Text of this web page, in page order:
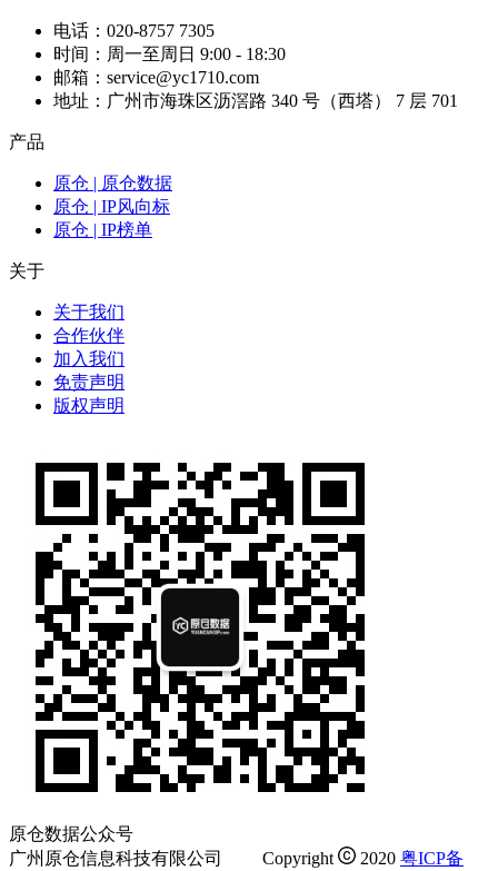
电话：020-8757 7305
时间：周一至周日 9:00 - 18:30
邮箱：service@yc1710.com
地址：广州市海珠区沥滘路 340 号（西塔） 7 层 701
产品
原仓 | 原仓数据
原仓 | IP风向标
原仓 | IP榜单
关于
关于我们
合作伙伴
加入我们
免责声明
版权声明
原仓数据公众号
广州原仓信息科技有限公司
Copyright 2020 粤ICP备